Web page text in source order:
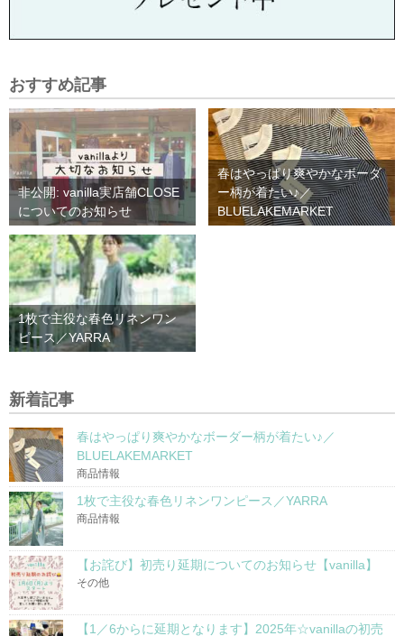
おすすめ記事
非公開: vanilla実店舗CLOSE
についてのお知らせ
春はやっぱり爽やかなボーダ
ー柄が着たい♪／
BLUELAKEMARKET
1枚で主役な春色リネンワン
ピース／YARRA
新着記事
春はやっぱり爽やかなボーダー柄が着たい♪／
BLUELAKEMARKET
商品情報
1枚で主役な春色リネンワンピース／YARRA
商品情報
【お詫び】初売り延期についてのお知らせ【vanilla】
その他
【1／6からに延期となります】2025年☆vanillaの初売